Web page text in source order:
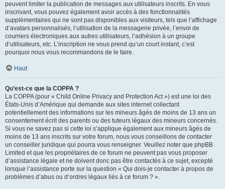
peuvent limiter la publication de messages aux utilisateurs inscrits. En vous
inscrivant, vous pouvez également avoir accès à des fonctionnalités
supplémentaires qui ne sont pas disponibles aux visiteurs, tels que l’affichage
d’avatars personnalisés, l’utilisation de la messagerie privée, l’envoi de
courriers électroniques aux autres utilisateurs, l’adhésion à un groupe
d’utilisateurs, etc. L’inscription ne vous prend qu’un court instant, c’est
pourquoi nous vous recommandons de le faire.
Haut
Qu’est-ce que la COPPA ?
La COPPA (pour « Child Online Privacy and Protection Act ») est une loi des
États-Unis d’Amérique qui demande aux sites internet collectant
potentiellement des informations sur les mineurs âgés de moins de 13 ans un
consentement écrit des parents ou des tuteurs légaux des mineurs concernés.
Si vous ne savez pas si cette loi s’applique également aux mineurs âgés de
moins de 13 ans inscrits sur votre forum, nous vous conseillons de contacter
un conseiller juridique qui pourra vous renseigner. Veuillez noter que phpBB
Limited et que les propriétaires de ce forum ne peuvent pas vous proposer
d’assistance légale et ne doivent donc pas être contactés à ce sujet, excepté
lorsque l’assistance porte sur la question « Qui dois-je contacter à propos de
problèmes d’abus ou d’ordres légaux liés à ce forum ? ».